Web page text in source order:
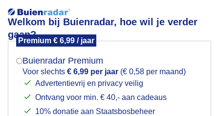
Welkom bij Buienradar, hoe wil je verder
gaan?
Premium € 6,99 / jaar
Buienradar Premium
Voor slechts € 6,99 per jaar (€ 0,58 per maand)
Advertentievrij en privacy veilig
Ontvang voor min. € 40,- aan cadeaus
10% donatie aan Staatsbosbeheer
Wegwezen jij, Hazen aan het spelen in Vuren
Mogen we je locatie gebruiken voor het
Indien je hier nog geen akkoord op hebt gegeven,
verschijnt er zo een pop-up uit je browser waarin